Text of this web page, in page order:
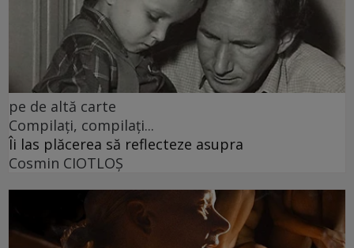
pe de altă carte
Compilați, compilați...
Îi las plăcerea să reflecteze asupra
Cosmin CIOTLOŞ